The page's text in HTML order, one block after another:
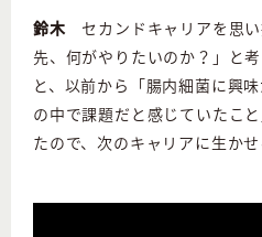
鈴木 セカンドキャリアを思
先、何がやりたいのか？」と
と、以前から「腸内細菌に興
の中で課題だと感じていたこ
たので、次のキャリアに生かせ